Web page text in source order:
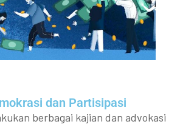
dan Partisipasi​
berbagai kajian dan advokasi